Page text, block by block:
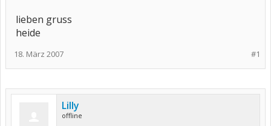
lieben gruss
heide
#1
18. März 2007
Lilly
offline